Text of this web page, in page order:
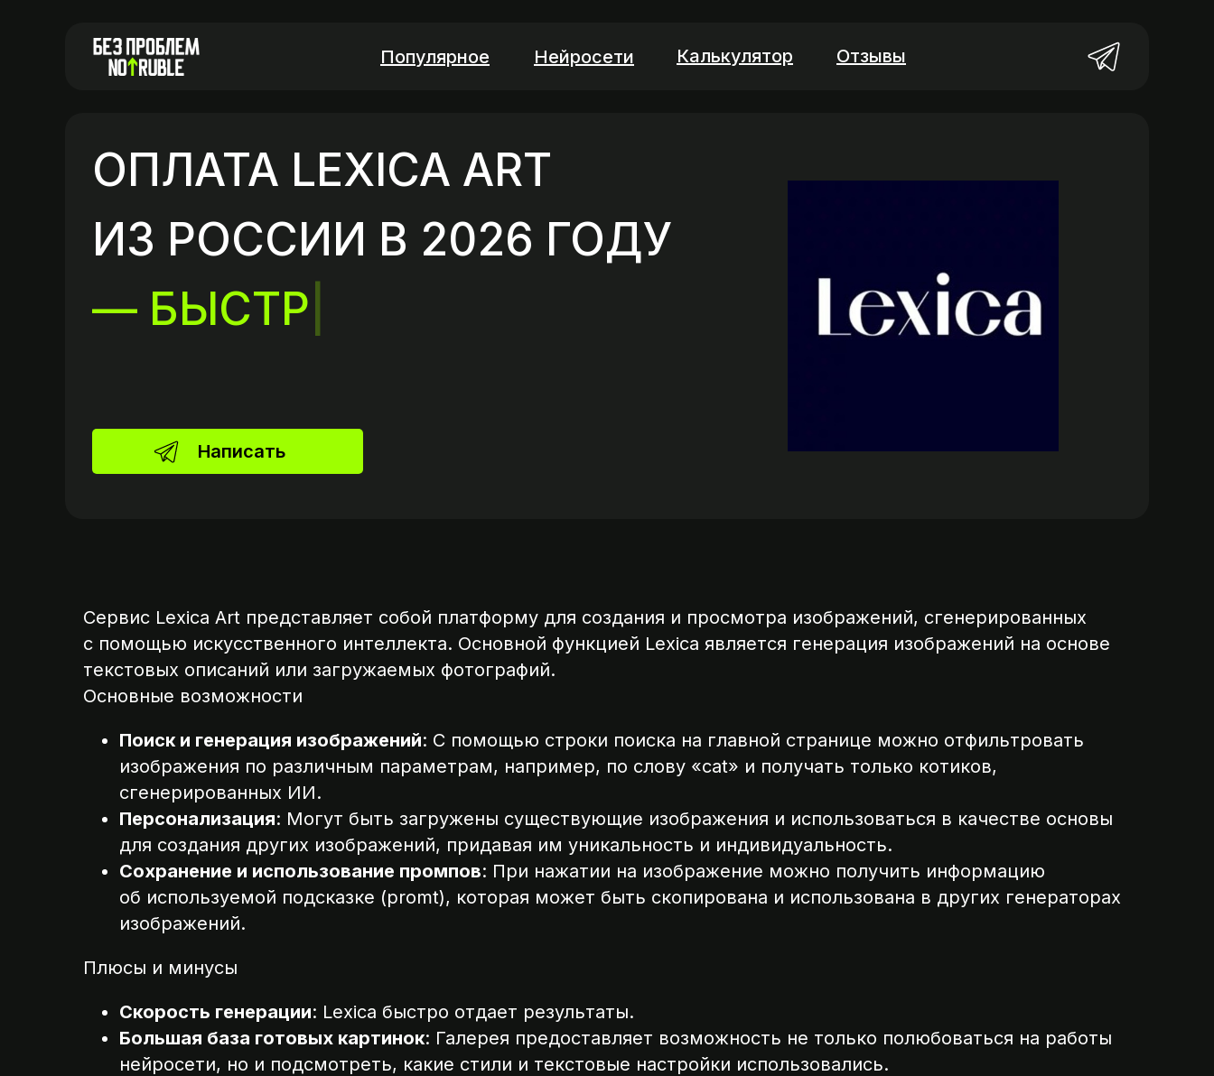
Отзывы
Популярное Калькулятор
Нейросети
ОПЛАТА LEXICA ART
ИЗ РОССИИ В 2026 ГОДУ
— БЫСТРО
Написать
Сервис Lexica Art представляет собой платформу для создания и просмотра изображений, сгенерированных
с помощью искусственного интеллекта. Основной функцией Lexica является генерация изображений на основе
текстовых описаний или загружаемых фотографий.
Основные возможности
Поиск и генерация изображений: С помощью строки поиска на главной странице можно отфильтровать
изображения по различным параметрам, например, по слову «cat» и получать только котиков,
сгенерированных ИИ.
Персонализация: Могут быть загружены существующие изображения и использоваться в качестве основы
для создания других изображений, придавая им уникальность и индивидуальность.
Сохранение и использование промпов: При нажатии на изображение можно получить информацию
об используемой подсказке (promt), которая может быть скопирована и использована в других генераторах
изображений.
Плюсы и минусы
Скорость генерации: Lexica быстро отдает результаты.
Большая база готовых картинок: Галерея предоставляет возможность не только полюбоваться на работы
нейросети, но и подсмотреть, какие стили и текстовые настройки использовались.